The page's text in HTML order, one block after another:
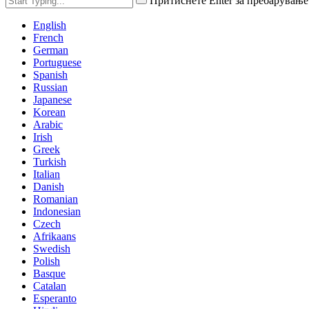
English
French
German
Portuguese
Spanish
Russian
Japanese
Korean
Arabic
Irish
Greek
Turkish
Italian
Danish
Romanian
Indonesian
Czech
Afrikaans
Swedish
Polish
Basque
Catalan
Esperanto